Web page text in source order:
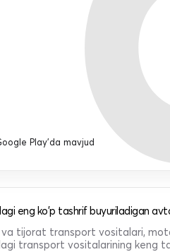
Play'da mavjud
eng ko'p tashrif buyuriladigan
va tijorat transport vositalari,
transport vositalarining keng